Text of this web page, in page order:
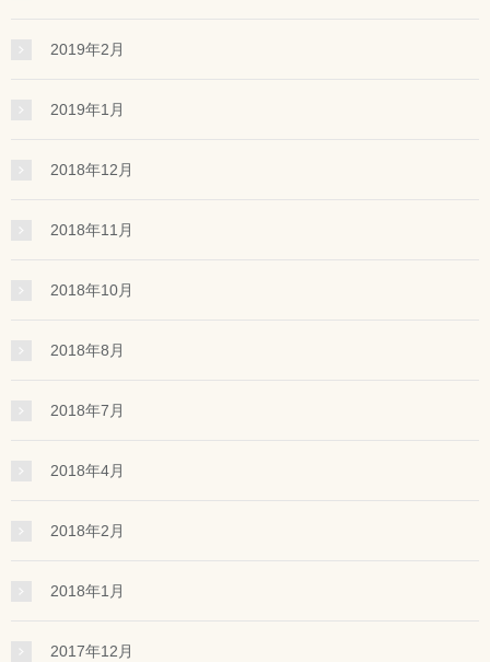
2019年2月
2019年1月
2018年12月
2018年11月
2018年10月
2018年8月
2018年7月
2018年4月
2018年2月
2018年1月
2017年12月